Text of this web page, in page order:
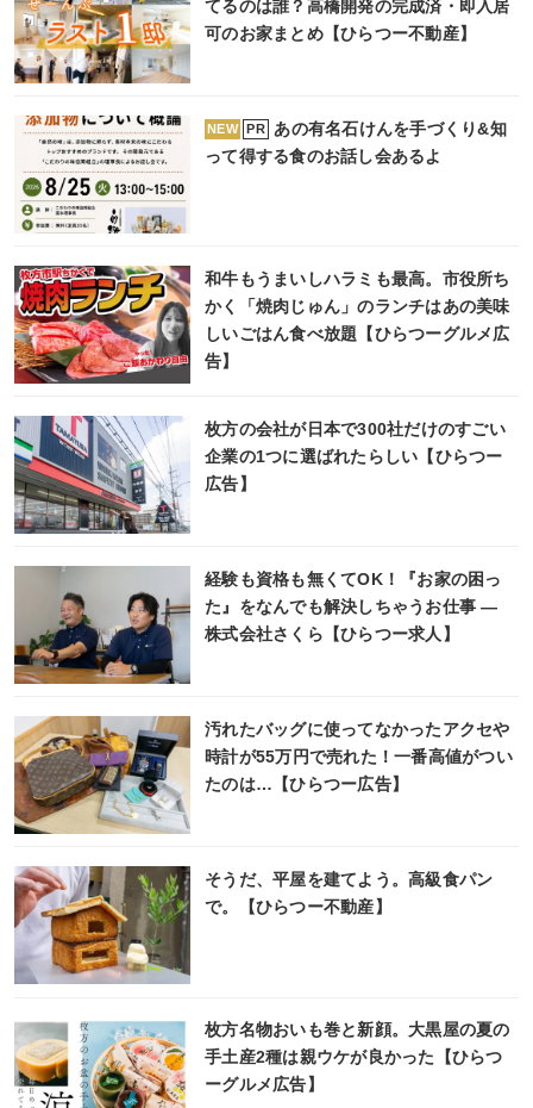
てるのは誰？高橋開発の完成済・即入居
可のお家まとめ【ひらつー不動産】
NEW PR
あの有名石けんを手づくり&知
って得する食のお話し会あるよ
和牛もうまいしハラミも最高。市役所ち
かく「焼肉じゅん」のランチはあの美味
しいごはん食べ放題【ひらつーグルメ広
告】
枚方の会社が日本で300社だけのすごい
企業の1つに選ばれたらしい【ひらつー
広告】
経験も資格も無くてOK！『お家の困っ
た』をなんでも解決しちゃうお仕事 ―
株式会社さくら【ひらつー求人】
汚れたバッグに使ってなかったアクセや
時計が55万円で売れた！一番高値がつい
たのは…【ひらつー広告】
そうだ、平屋を建てよう。高級食パン
で。【ひらつー不動産】
枚方名物おいも巻と新顔。大黒屋の夏の
手土産2種は親ウケが良かった【ひらつ
ーグルメ広告】